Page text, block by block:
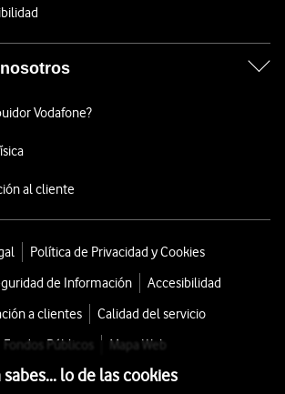
Vodafone?
al cliente
Política de Privacidad y Cookies
de Información
Accesibilidad
a clientes
Calidad del servicio
Fondos Públicos
Mapa Web
sabes... lo de las cookies